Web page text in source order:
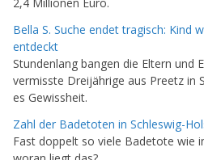
Bella S. Suche endet tragisch: Kind
entdeckt
Stundenlang bangen die Eltern und
vermisste Dreijährige aus Preetz in
es Gewissheit.
Zahl der Badetoten in Schleswig-
Fast doppelt so viele Badetote wie